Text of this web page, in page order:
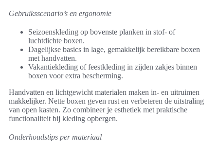
Gebruiksscenario’s en ergonomie
Seizoenskleding op bovenste planken in stof- of
luchtdichte boxen.
Dagelijkse basics in lage, gemakkelijk bereikbare boxen
met handvatten.
Vakantiekleding of feestkleding in zijden zakjes binnen
boxen voor extra bescherming.
Handvatten en lichtgewicht materialen maken in- en uitruimen
makkelijker. Nette boxen geven rust en verbeteren de uitstraling
van open kasten. Zo combineer je esthetiek met praktische
functionaliteit bij kleding opbergen.
Onderhoudstips per materiaal